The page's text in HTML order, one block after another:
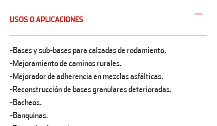
USOS O APLICACIONES
-Bases y sub-bases para calzadas de rodamiento.
-Mejoramiento de caminos rurales.
-Mejorador de adherencia en mezclas asfálticas.
-Reconstrucción de bases granulares deterioradas.
-Bacheos.
-Banquinas.